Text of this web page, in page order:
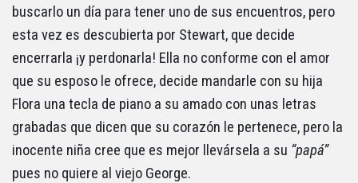
buscarlo un día para tener uno de sus encuentros, pero
esta vez es descubierta por Stewart, que decide
encerrarla ¡y perdonarla! Ella no conforme con el amor
que su esposo le ofrece, decide mandarle con su hija
Flora una tecla de piano a su amado con unas letras
grabadas que dicen que su corazón le pertenece, pero la
inocente niña cree que es mejor llevársela a su “papá”
pues no quiere al viejo George.